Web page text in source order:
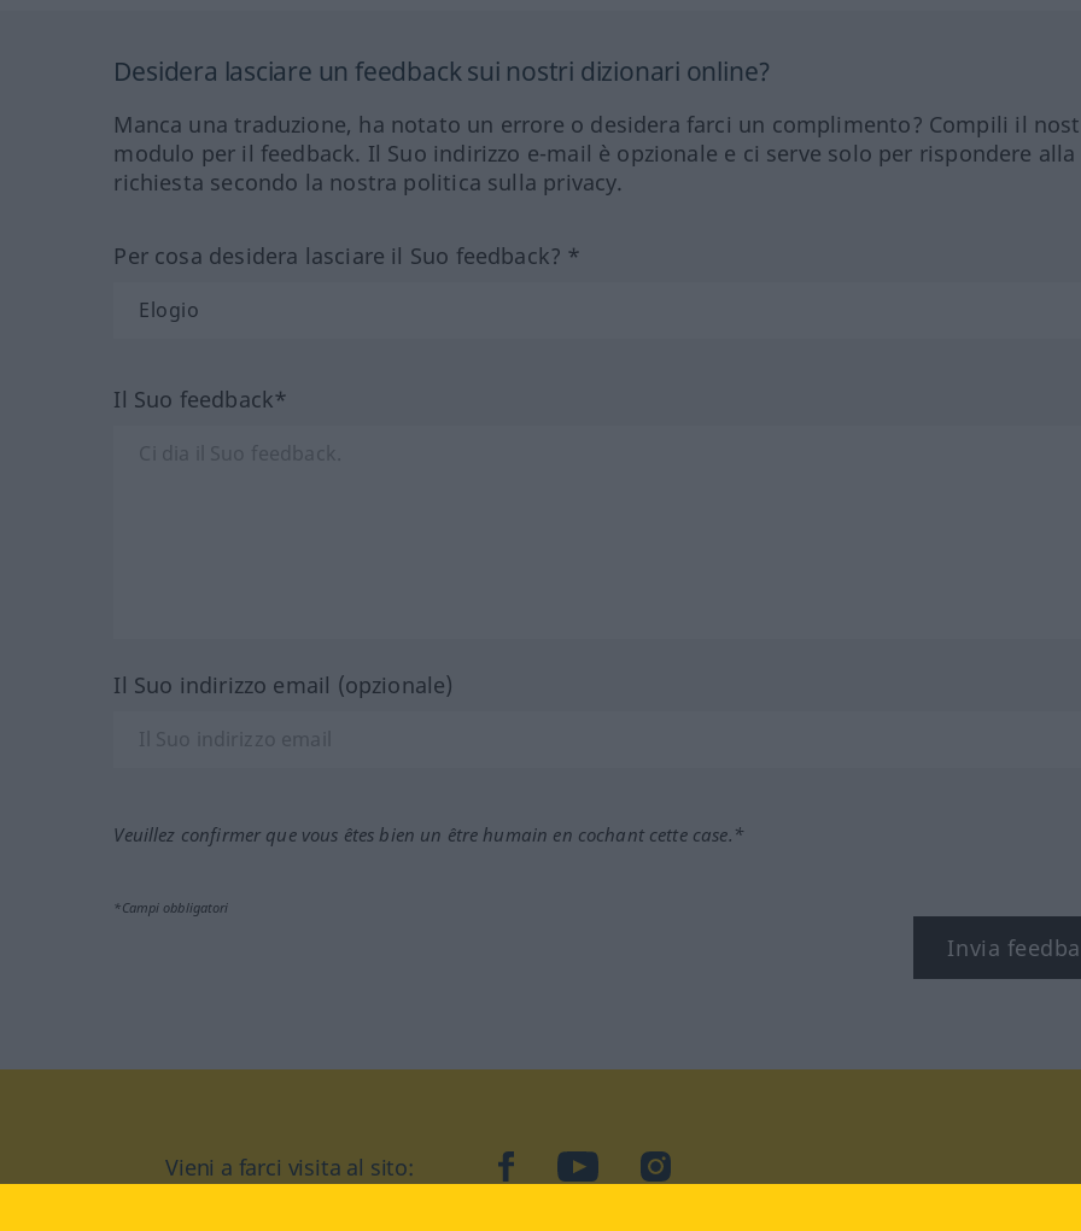
Desidera lasciare un feedback sui nostri dizionari online?
Manca una traduzione, ha notato un errore o desidera farci un complimento? Compili il
modulo per il feedback. Il Suo indirizzo e-mail è opzionale e ci serve solo per rispondere alla
richiesta secondo la nostra politica sulla privacy.
Per cosa desidera lasciare il Suo feedback? *
Il Suo feedback*
Il Suo indirizzo email (opzionale)
Veuillez confirmer que vous êtes bien un être humain en cochant cette case.*
*Campi obbligatori
Invia
Vieni a farci visita al sito: facebookYouTubeInstagram